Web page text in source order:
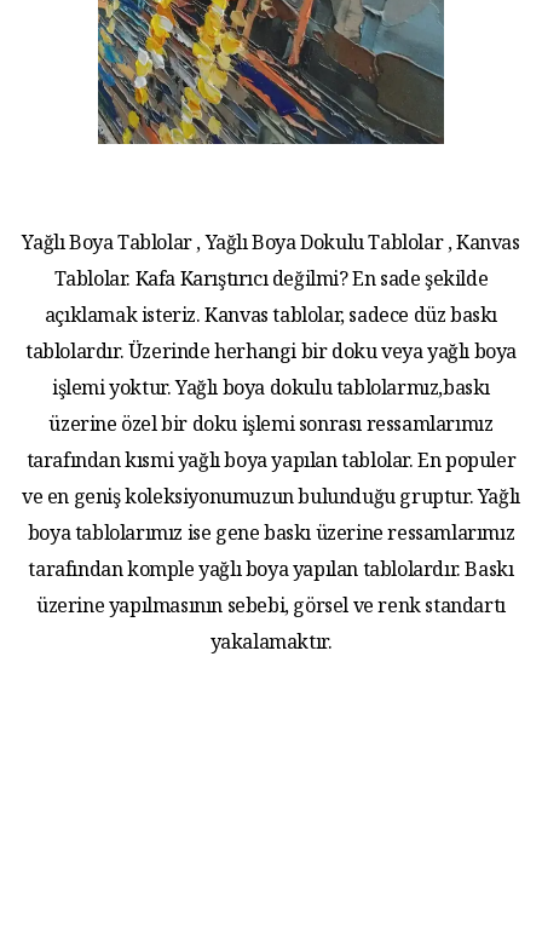
Yağlı Boya Tablolar , Yağlı Boya Dokulu Tablolar , Kanvas
Tablolar. Kafa Karıştırıcı değilmi? En sade şekilde
açıklamak isteriz. Kanvas tablolar, sadece düz baskı
tablolardır. Üzerinde herhangi bir doku veya yağlı boya
işlemi yoktur. Yağlı boya dokulu tablolarmız,baskı
üzerine özel bir doku işlemi sonrası ressamlarımız
tarafından kısmi yağlı boya yapılan tablolar. En populer
ve en geniş koleksiyonumuzun bulunduğu gruptur. Yağlı
boya tablolarımız ise gene baskı üzerine ressamlarımız
tarafından komple yağlı boya yapılan tablolardır. Baskı
üzerine yapılmasının sebebi, görsel ve renk standartı
yakalamaktır.